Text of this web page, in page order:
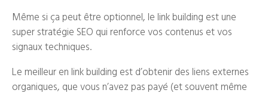
Même si ça peut être optionnel, le link building est une
super stratégie SEO qui renforce vos contenus et vos
signaux techniques.
Le meilleur en link building est d’obtenir des liens externes
organiques, que vous n’avez pas payé (et souvent même